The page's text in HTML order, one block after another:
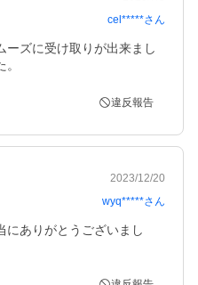
cel*****さん
ーズに受け取りが出来まし
違反報告
2023/12/20
wyq*****さん
にありがとうございまし